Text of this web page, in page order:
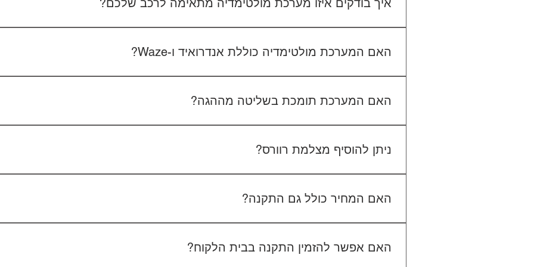
איך בודקים איזו מערכת מולטימדיה מתאימה לרכב שלכם?
האם המערכת מולטימדיה כוללת אנדרואיד ו-Waze?
האם המערכת תומכת בשליטה מההגה?
ניתן להוסיף מצלמת רוורס?
האם המחיר כולל גם התקנה?
האם אפשר להזמין התקנה בבית הלקוח?